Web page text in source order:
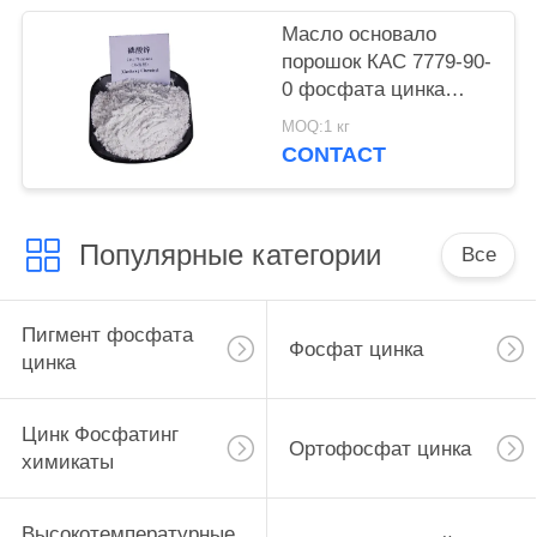
Масло основало
порошок КАС 7779-90-
0 фосфата цинка
краски для корабля и
стальные структуры
MOQ:1 кг
CONTACT
Популярные категории Все
Пигмент фосфата
цинка
Фосфат цинка
Цинк Фосфатинг
химикаты
Ортофосфат цинка